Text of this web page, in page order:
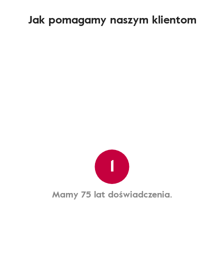
Jak pomagamy naszym klientom
1
Mamy 75 lat doświadczenia.